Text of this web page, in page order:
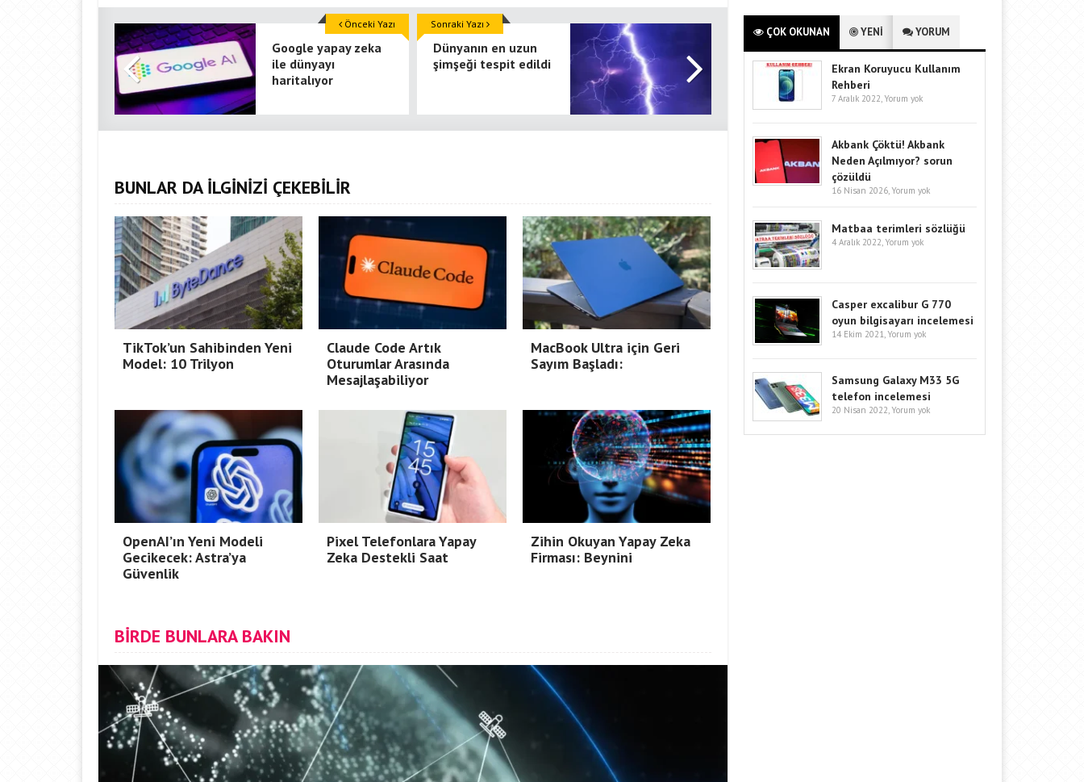
Google yapay zeka
ile dünyayı
haritalıyor
Önceki Yazı
Dünyanın en uzun
şimşeği tespit edildi
Sonraki Yazı
BUNLAR DA İLGİNİZİ ÇEKEBİLİR
TikTok’un Sahibinden Yeni
Model: 10 Trilyon
Claude Code Artık
Oturumlar Arasında
Mesajlaşabiliyor
MacBook Ultra için Geri
Sayım Başladı:
OpenAI’ın Yeni Modeli
Gecikecek: Astra’ya
Güvenlik
Pixel Telefonlara Yapay
Zeka Destekli Saat
Zihin Okuyan Yapay Zeka
Firması: Beynini
BİRDE BUNLARA BAKIN
ÇOK OKUNAN YENİ YORUM
Ekran Koruyucu Kullanım
Rehberi
7 Aralık 2022, Yorum yok
Akbank Çöktü! Akbank
Neden Açılmıyor? sorun
çözüldü
16 Nisan 2026, Yorum yok
Matbaa terimleri sözlüğü
4 Aralık 2022, Yorum yok
Casper excalibur G 770
oyun bilgisayarı incelemesi
14 Ekim 2021, Yorum yok
Samsung Galaxy M33 5G
telefon incelemesi
20 Nisan 2022, Yorum yok